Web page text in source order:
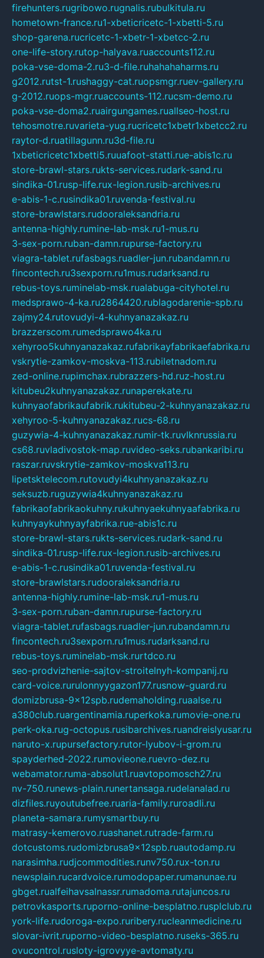
firehunters.rugribowo.rugnalis.rubulkitula.ru
hometown-france.ru1-xbeticricetc-1-xbetti-5.ru
shop-garena.rucricetc-1-xbetr-1-xbetcc-2.ru
one-life-story.rutop-halyava.ruaccounts112.ru
poka-vse-doma-2.ru3-d-file.ruhahahaharms.ru
g2012.rutst-1.rushaggy-cat.ruopsmgr.ruev-gallery.ru
g-2012.ruops-mgr.ruaccounts-112.rucsm-demo.ru
poka-vse-doma2.ruairgungames.ruallseo-host.ru
tehosmotre.ruvarieta-yug.rucricetc1xbetr1xbetcc2.ru
raytor-d.ruatillagunn.ru3d-file.ru
1xbeticricetc1xbetti5.ruuafoot-statti.rue-abis1c.ru
store-brawl-stars.rukts-services.rudark-sand.ru
sindika-01.rusp-life.rux-legion.rusib-archives.ru
e-abis-1-c.rusindika01.ruvenda-festival.ru
store-brawlstars.rudooraleksandria.ru
antenna-highly.rumine-lab-msk.ru1-mus.ru
3-sex-porn.ruban-damn.rupurse-factory.ru
viagra-tablet.rufasbags.ruadler-jun.rubandamn.ru
fincontech.ru3sexporn.ru1mus.rudarksand.ru
rebus-toys.ruminelab-msk.rualabuga-cityhotel.ru
medsprawo-4-ka.ru2864420.rublagodarenie-spb.ru
zajmy24.rutovudyi-4-kuhnyanazakaz.ru
brazzerscom.rumedsprawo4ka.ru
xehyroo5kuhnyanazakaz.rufabrikayfabrikaefabrika.ru
vskrytie-zamkov-moskva-113.rubiletnadom.ru
zed-online.rupimchax.rubrazzers-hd.ruz-host.ru
kitubeu2kuhnyanazakaz.runaperekate.ru
kuhnyaofabrikaufabrik.rukitubeu-2-kuhnyanazakaz.ru
xehyroo-5-kuhnyanazakaz.rucs-68.ru
guzywia-4-kuhnyanazakaz.rumir-tk.ruvlknrussia.ru
cs68.ruvladivostok-map.ruvideo-seks.rubankaribi.ru
raszar.ruvskrytie-zamkov-moskva113.ru
lipetsktelecom.rutovudyi4kuhnyanazakaz.ru
seksuzb.ruguzywia4kuhnyanazakaz.ru
fabrikaofabrikaokuhny.rukuhnyaekuhnyaafabrika.ru
kuhnyaykuhnyayfabrika.rue-abis1c.ru
store-brawl-stars.rukts-services.rudark-sand.ru
sindika-01.rusp-life.rux-legion.rusib-archives.ru
e-abis-1-c.rusindika01.ruvenda-festival.ru
store-brawlstars.rudooraleksandria.ru
antenna-highly.rumine-lab-msk.ru1-mus.ru
3-sex-porn.ruban-damn.rupurse-factory.ru
viagra-tablet.rufasbags.ruadler-jun.rubandamn.ru
fincontech.ru3sexporn.ru1mus.rudarksand.ru
rebus-toys.ruminelab-msk.rurtdco.ru
seo-prodvizhenie-sajtov-stroitelnyh-kompanij.ru
card-voice.rurulonnyygazon177.rusnow-guard.ru
domizbrusa-9x12spb.rudemaholding.ruaalse.ru
a380club.ruargentinamia.ruperkoka.rumovie-one.ru
perk-oka.rug-octopus.rusibarchives.ruandreislyusar.ru
naruto-x.rupursefactory.rutor-lyubov-i-grom.ru
spayderhed-2022.rumovieone.ruevro-dez.ru
webamator.ruma-absolut1.ruavtopomosch27.ru
nv-750.runews-plain.runertansaga.rudelanalad.ru
dizfiles.ruyoutubefree.ruaria-family.ruroadli.ru
planeta-samara.rumysmartbuy.ru
matrasy-kemerovo.ruashanet.rutrade-farm.ru
dotcustoms.rudomizbrusa9x12spb.ruautodamp.ru
narasimha.rudjcommodities.runv750.rux-ton.ru
newsplain.rucardvoice.rumodopaper.rumanunae.ru
gbget.rualfeihavsalnassr.rumadoma.rutajuncos.ru
petrovkasports.ruporno-online-besplatno.rusplclub.ru
york-life.rudoroga-expo.ruribery.rucleanmedicine.ru
slovar-ivrit.ruporno-video-besplatno.ruseks-365.ru
ovucontrol.rusloty-igrovyye-avtomaty.ru